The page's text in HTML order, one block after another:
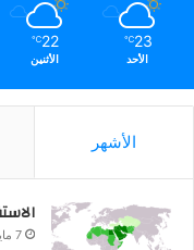
23
℃
الأحد
22
℃
الأثنين
الأشهر
7 مايو، 2024